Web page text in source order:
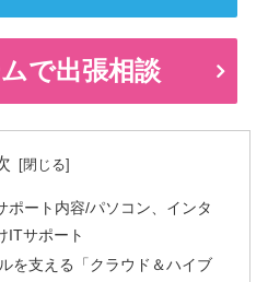
で出張相談
ポート内容/パソコン、インタ
ITサポート
を支える「クラウド＆ハイブ